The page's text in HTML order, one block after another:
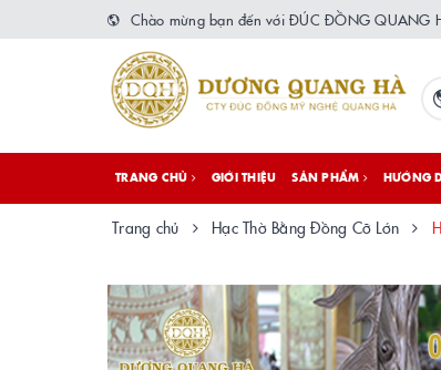
Chào mừng bạn đến với ĐÚC ĐỒNG QUANG
TRANG CHỦ GIỚI THIỆU SẢN PHẨM HƯỚNG
Trang chủ Hạc Thờ Bằng Đồng Cỡ Lớn